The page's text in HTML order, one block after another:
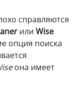
справляются
или Wise
опция поиска
она имеет